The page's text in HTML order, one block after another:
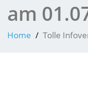
am
Home Tolle